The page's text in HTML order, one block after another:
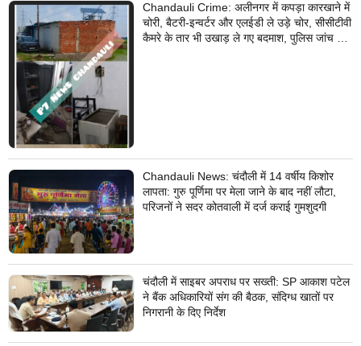
Chandauli Crime: अलीनगर में कपड़ा कारखाने में
चोरी, बैटरी-इन्वर्टर और एलईडी ले उड़े चोर, सीसीटीवी
कैमरे के तार भी उखाड़ ले गए बदमाश, पुलिस जांच में
Chandauli News: चंदौली में 14 वर्षीय किशोर
लापता: गुरु पूर्णिमा पर मेला जाने के बाद नहीं लौटा,
परिजनों ने सदर कोतवाली में दर्ज कराई गुमशुदगी
चंदौली में साइबर अपराध पर सख्ती: SP आकाश पटेल
ने बैंक अधिकारियों संग की बैठक, संदिग्ध खातों पर
निगरानी के दिए निर्देश